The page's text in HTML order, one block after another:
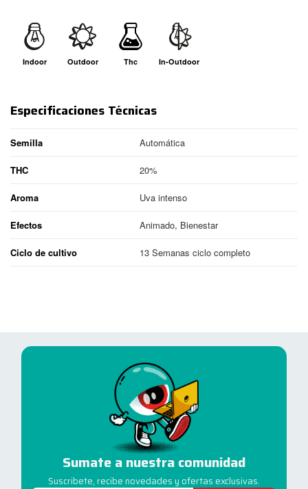
Indoor Outdoor Thc In-Outdoor
Especificaciones Técnicas
Semilla Automática
THC 20%
Aroma Uva intenso
Efectos Animado, Bienestar
Ciclo de cultivo 13 Semanas ciclo completo
Sumate a nuestra comunidad
Suscribete, recibe novedades y ofertas exclusivas.